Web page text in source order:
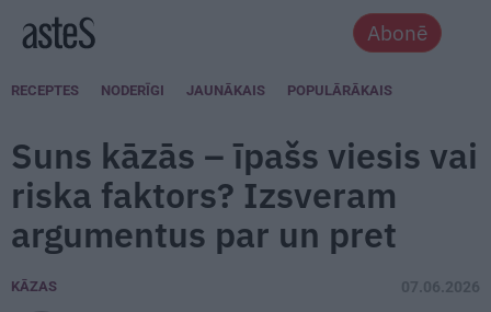
Abonē
RECEPTES NODERĪGI JAUNĀKAIS POPULĀRĀKAIS
Suns kāzās – īpašs viesis vai
riska faktors? Izsveram
argumentus par un pret
KĀZAS 07.06.2026